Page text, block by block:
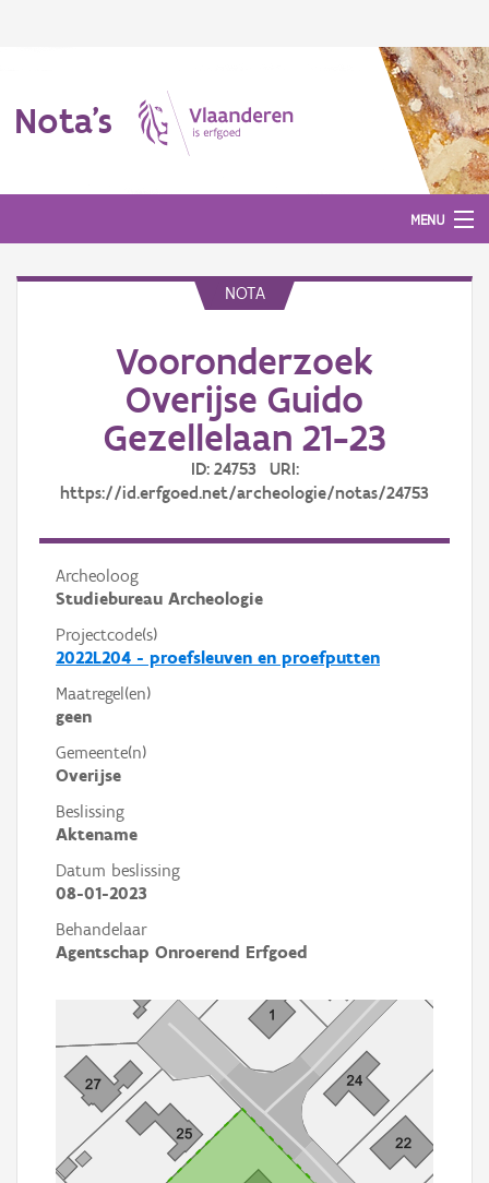
Nota's
MENU
NOTA
Vooronderzoek
Overijse Guido
Gezellelaan 21-23
ID: 24753 URI:
https://id.erfgoed.net/archeologie/notas/24753
Archeoloog
Studiebureau Archeologie
Projectcode(s)
2022L204 - proefsleuven en proefputten
Maatregel(en)
geen
Gemeente(n)
Overijse
Beslissing
Aktename
Datum beslissing
08-01-2023
Behandelaar
Agentschap Onroerend Erfgoed